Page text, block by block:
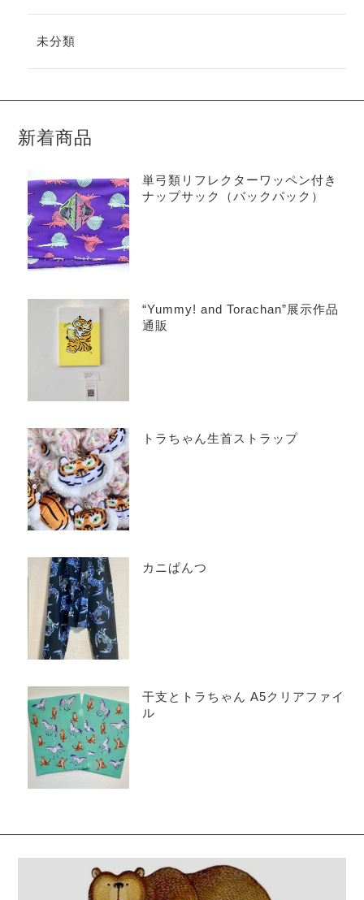
未分類
新着商品
単弓類リフレクターワッペン付き
ナップサック（バックパック）
“Yummy! and Torachan”展示作品
通販
トラちゃん生首ストラップ
カニぱんつ
干支とトラちゃん A5クリアファイ
ル